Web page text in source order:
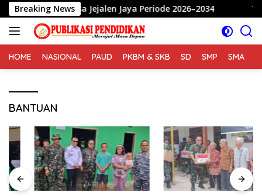
Langsung
ke
konten
Breaking News
Desa Jejalen Jaya Periode 2026–2034 Tangis Haru
HOME NASIONAL PAUD PKBM & SKB SD SMP SMA
BANTUAN